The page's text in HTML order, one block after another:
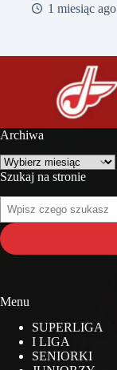
1 miesiąc ago
Archiwa
Archiwa
Szukaj na stronie
na
stronie
Menu
SUPERLIGA
I LIGA
SENIORKI